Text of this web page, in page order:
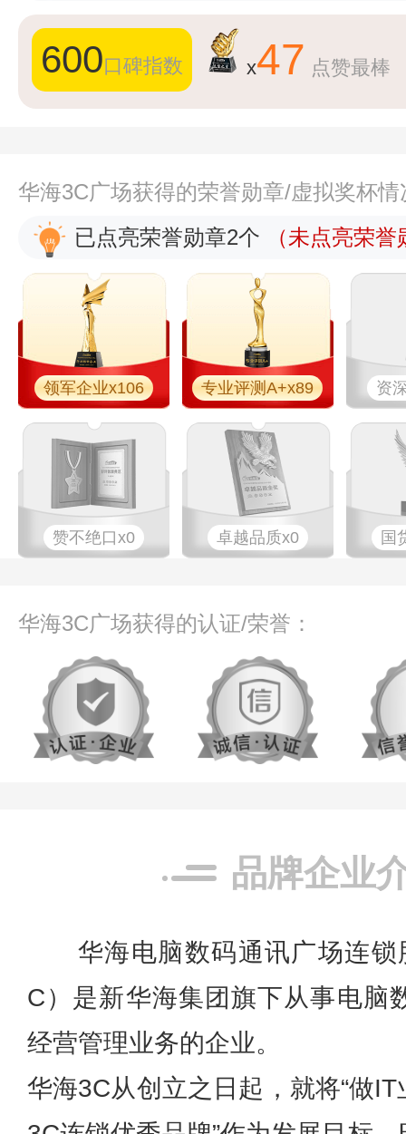
600口碑指数 x47 点赞最棒
华海3C广场获得的荣誉勋章/虚拟奖杯情
已点亮荣誉勋章2个
（未点亮荣
领军企业x106 专业评测A+x89 资
赞不绝口x0 卓越品质x0 国
华海3C广场获得的认证/荣誉：
品牌企业
华海电脑数码通讯广场连
C）是新华海集团旗下从事电脑
经营管理业务的企业。
华海3C从创立之日起，就将“做